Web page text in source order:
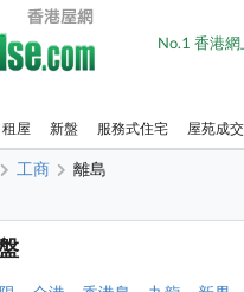
No.1 香港
租屋 新盤 服務式住宅 屋苑成交
工商 離島